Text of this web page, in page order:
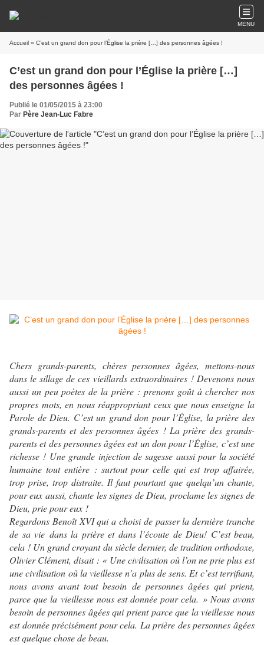
MENU
Accueil » C’est un grand don pour l’Église la prière […] des personnes âgées !
C’est un grand don pour l’Église la prière […]
des personnes âgées !
Publié le 01/05/2015 à 23:00
Par Père Jean-Luc Fabre
Chers grands-parents, chères personnes âgées, mettons-nous
dans le sillage de ces vieillards extraordinaires ! Devenons nous
aussi un peu poètes de la prière : prenons goût à chercher nos
propres mots, en nous réappropriant ceux que nous enseigne la
Parole de Dieu. C’est un grand don pour l’Église, la prière des
grands-parents et des personnes âgées ! La prière des grands-
parents et des personnes âgées est un don pour l’Église, c’est une
richesse ! Une grande injection de sagesse aussi pour la société
humaine tout entière : surtout pour celle qui est trop affairée,
trop prise, trop distraite. Il faut pourtant que quelqu’un chante,
pour eux aussi, chante les signes de Dieu, proclame les signes de
Dieu, prie pour eux !
Regardons Benoît XVI qui a choisi de passer la dernière tranche
de sa vie dans la prière et dans l’écoute de Dieu! C’est beau,
cela ! Un grand croyant du siècle dernier, de tradition orthodoxe,
Olivier Clément, disait : « Une civilisation où l’on ne prie plus est
une civilisation où la vieillesse n’a plus de sens. Et c’est terrifiant,
nous avons avant tout besoin de personnes âgées qui prient,
parce que la vieillesse nous est donnée pour cela. » Nous avons
besoin de personnes âgées qui prient parce que la vieillesse nous
est donnée précisément pour cela. La prière des personnes âgées
est quelque chose de beau.